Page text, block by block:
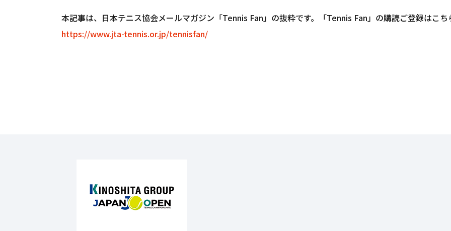
本記事は、日本テニス協会メールマガジン「Tennis Fan」の抜粋です。「Tennis Fan」の購読ご登録はこち
https://www.jta-tennis.or.jp/tennisfan/